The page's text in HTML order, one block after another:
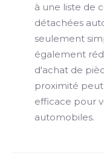
à une liste de
détachées
seulement
également
d'achat de
proximité peut
efficace pour
automobiles.